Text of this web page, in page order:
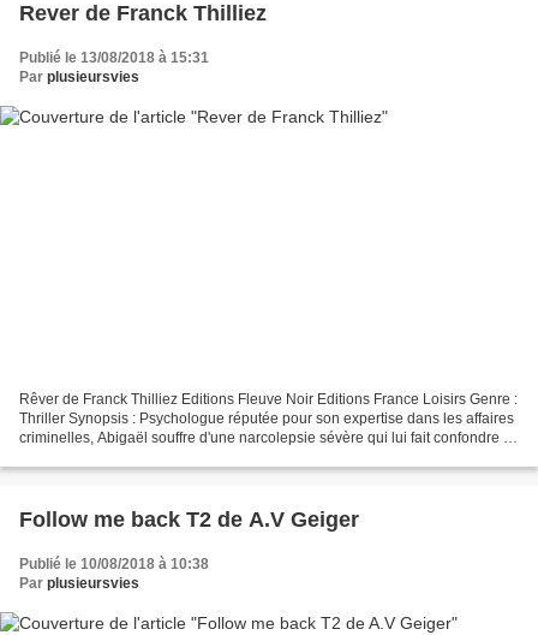
Rever de Franck Thilliez
Publié le 13/08/2018 à 15:31
Par plusieursvies
Rêver de Franck Thilliez Editions Fleuve Noir Editions France Loisirs Genre :
Thriller Synopsis : Psychologue réputée pour son expertise dans les affaires
criminelles, Abigaël souffre d'une narcolepsie sévère qui lui fait confondre le
Follow me back T2 de A.V Geiger
Publié le 10/08/2018 à 10:38
Par plusieursvies